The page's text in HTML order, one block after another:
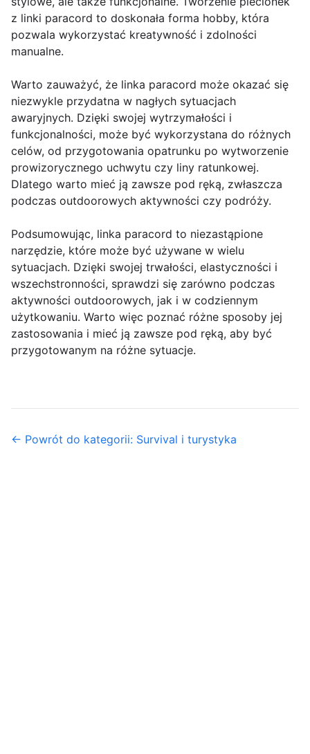
z linki paracord to doskonała forma hobby, która
pozwala wykorzystać kreatywność i zdolności
manualne.
Warto zauważyć, że linka paracord może okazać się
niezwykle przydatna w nagłych sytuacjach
awaryjnych. Dzięki swojej wytrzymałości i
funkcjonalności, może być wykorzystana do różnych
celów, od przygotowania opatrunku po wytworzenie
prowizorycznego uchwytu czy liny ratunkowej.
Dlatego warto mieć ją zawsze pod ręką, zwłaszcza
podczas outdoorowych aktywności czy podróży.
Podsumowując, linka paracord to niezastąpione
narzędzie, które może być używane w wielu
sytuacjach. Dzięki swojej trwałości, elastyczności i
wszechstronności, sprawdzi się zarówno podczas
aktywności outdoorowych, jak i w codziennym
użytkowaniu. Warto więc poznać różne sposoby jej
zastosowania i mieć ją zawsze pod ręką, aby być
przygotowanym na różne sytuacje.
← Powrót do kategorii: Survival i turystyka